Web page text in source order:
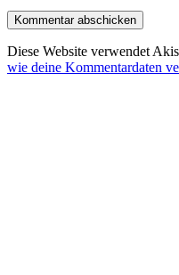
Diese Website verwendet
wie deine Kommentardaten